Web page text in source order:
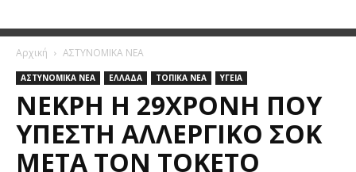
Αρχική ΑΣΤΥΝΟΜΙΚΑ ΝΕΑ
ΑΣΤΥΝΟΜΙΚΑ ΝΕΑ ΕΛΛΑΔΑ ΤΟΠΙΚΑ ΝΕΑ ΥΓΕΙΑ
ΝΕΚΡΉ Η 29ΧΡΟΝΗ ΠΟΥ
ΥΠΈΣΤΗ ΑΛΛΕΡΓΙΚΌ ΣΟΚ
ΜΕΤΆ ΤΟΝ ΤΟΚΕΤΌ